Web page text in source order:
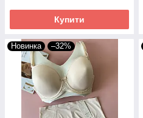
Купити
Новинка –32%